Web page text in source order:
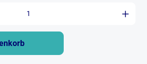
den gewünschten Wert